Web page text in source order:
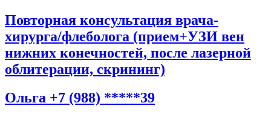
Повторная консультация врача-
хирурга/флеболога (прием+УЗИ вен
нижних конечностей, после лазерной
облитерации, скрининг)
Ольга +7 (988) *****39